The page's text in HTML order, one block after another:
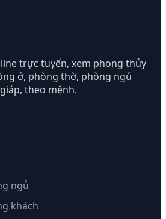
trực tuyến, xem phong thủy
ở, phòng thờ, phòng ngủ
theo mệnh.
ngủ
khách